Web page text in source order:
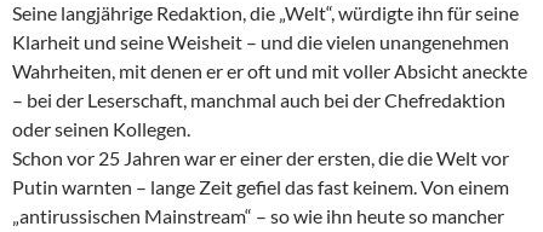
Seine langjährige Redaktion, die „Welt“, würdigte ihn für seine
Klarheit und seine Weisheit – und die vielen unangenehmen
Wahrheiten, mit denen er er oft und mit voller Absicht aneckte
– bei der Leserschaft, manchmal auch bei der Chefredaktion
oder seinen Kollegen.
Schon vor 25 Jahren war er einer der ersten, die die Welt vor
Putin warnten – lange Zeit gefiel das fast keinem. Von einem
„antirussischen Mainstream“ – so wie ihn heute so mancher